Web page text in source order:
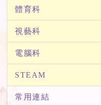
體育科
視藝科
電腦科
STEAM
常用連結